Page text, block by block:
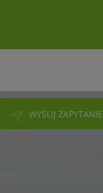
WYŚLIJ ZAPYTANIE